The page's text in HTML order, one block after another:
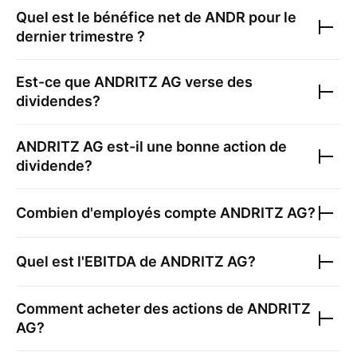
Quel est le bénéfice net de ANDR pour le
dernier trimestre ?
Est-ce que ANDRITZ AG verse des
dividendes?
ANDRITZ AG est-il une bonne action de
dividende?
Combien d'employés compte ANDRITZ AG?
Quel est l'EBITDA de ANDRITZ AG?
Comment acheter des actions de ANDRITZ
AG?